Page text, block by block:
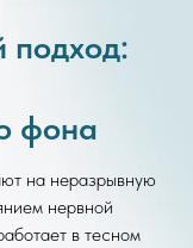
фона
на неразрывную
нервной
в тесном